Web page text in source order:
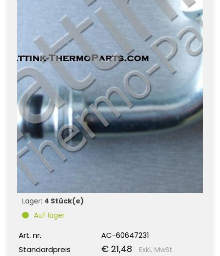
Lager: 4 Stück(e)
Auf lager
Art. nr.
AC-60647231
Standardpreis
€ 21,48 Exkl. MwSt